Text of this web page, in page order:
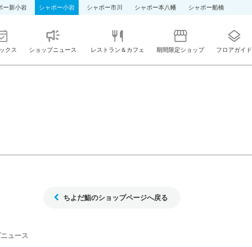
ー新小岩 シャポー小岩 シャポー市川 シャポー本八幡 シャポー船橋
クス ショップニュース レストラン＆カフェ 期間限定ショップ フロアガイド
ちよだ鮨のショップページへ戻る
ュース